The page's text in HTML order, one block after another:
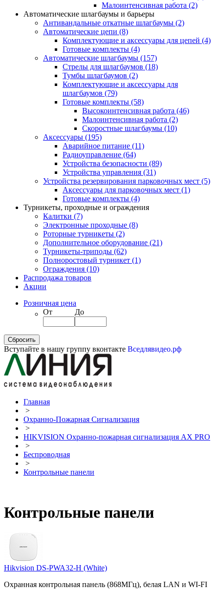
Малоинтенсивная работа (2)
Автоматические шлагбаумы и барьеры
Антивандальные откатные шлагбаумы (2)
Автоматические цепи (8)
Комплектующие и аксессуары для цепей (4)
Готовые комплекты (4)
Автоматические шлагбаумы (157)
Стрелы для шлагбаумов (18)
Тумбы шлагбаумов (2)
Комплектующие и аксессуары для
шлагбаумов (79)
Готовые комплекты (58)
Высокоинтенсивная работа (46)
Малоинтенсивная работа (2)
Скоростные шлагбаумы (10)
Аксессуары (195)
Аварийное питание (11)
Радиоуправление (64)
Устройства безопасности (89)
Устройства управления (31)
Устройства резервирования парковочных мест (5)
Аксессуары для парковочных мест (1)
Готовые комплекты (4)
Турникеты, проходные и ограждения
Калитки (7)
Электронные проходные (8)
Роторные турникеты (2)
Дополнительное оборудование (21)
Турникеты-триподы (62)
Полноростовый турникет (1)
Ограждения (10)
Распродажа товаров
Акции
Розничная цена
От
До
Вступайте в нашу группу вконтакте Вседлявидео.рф
Главная
>
Охранно-Пожарная Сигнализация
>
HIKVISION Охранно-пожарная сигнализация AX PRO
>
Беспроводная
>
Контрольные панели
Контрольные панели
Hikvision DS-PWA32-H (White)
Охранная контрольная панель (868МГц), белая LAN и WI-FI